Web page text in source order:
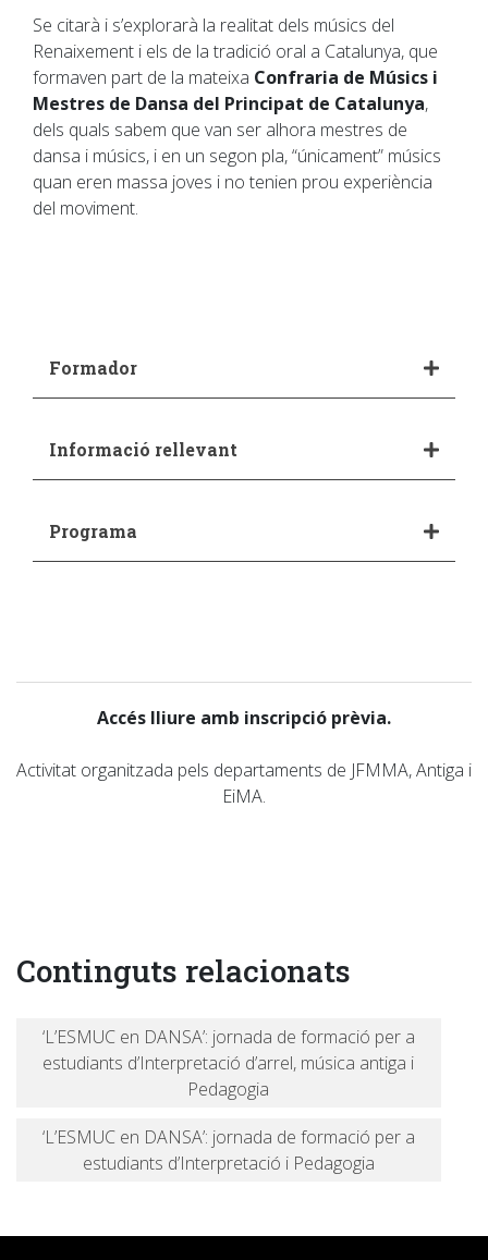
Se citarà i s’explorarà la realitat dels músics del
Renaixement i els de la tradició oral a Catalunya, que
formaven part de la mateixa Confraria de Músics i
Mestres de Dansa del Principat de Catalunya,
dels quals sabem que van ser alhora mestres de
dansa i músics, i en un segon pla, “únicament” músics
quan eren massa joves i no tenien prou experiència
del moviment.
Formador
Informació rellevant
Programa
Accés lliure amb inscripció prèvia.
Activitat organitzada pels departaments de JFMMA, Antiga i
EiMA.
Continguts relacionats
‘L’ESMUC en DANSA’: jornada de formació per a
estudiants d’Interpretació d’arrel, música antiga i
Pedagogia
‘L’ESMUC en DANSA’: jornada de formació per a
estudiants d’Interpretació i Pedagogia